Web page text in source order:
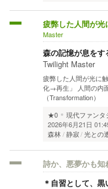
疲弊した人間が光
Master
森の記憶が息をす
Twilight Master
疲弊した人間が光に
化→再生」 人間の内
（Transformation）
★0
現代ファンタ
2026年6月21日
森林 静寂 光との
詩か、悪夢かも知
＊自習として、黒